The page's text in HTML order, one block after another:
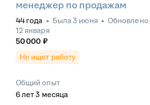
менеджер по продажам
44 года • Была3 июня • Обновлено
12 января
50 000 ₽
Не ищет работу
Общий опыт
6лет 3 месяца